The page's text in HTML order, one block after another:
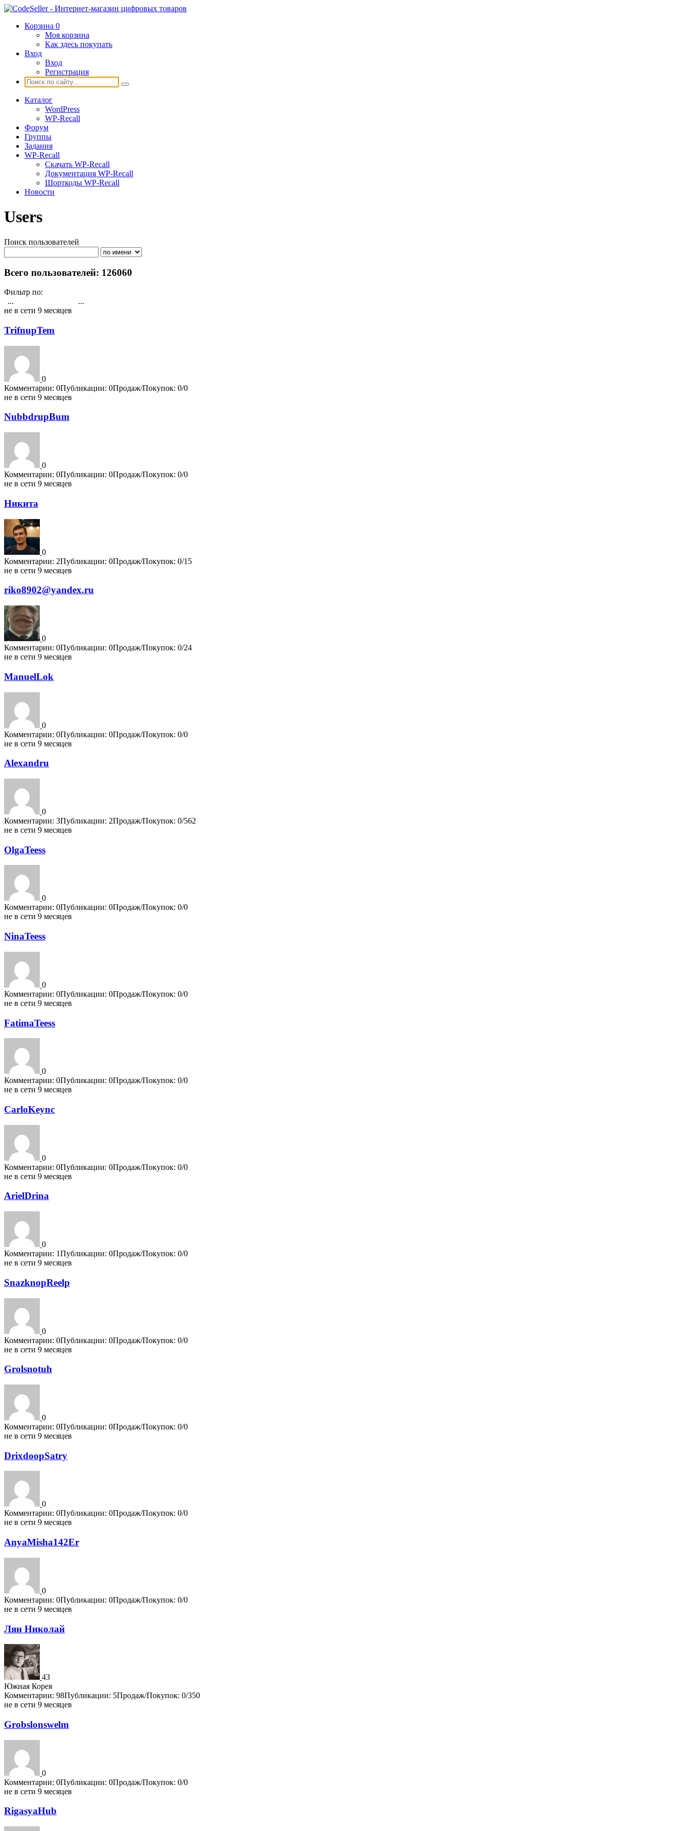
Корзина 0
Моя корзина
Как здесь покупать
Вход
Вход
Регистрация
Каталог
WordPress
WP-Recall
Форум
Группы
Задания
WP-Recall
Скачать WP-Recall
Документация WP-Recall
Шорткоды WP-Recall
Новости
Users
Поиск пользователей
Всего пользователей: 126060
Фильтр по:
... ...
не в сети 9 месяцев
TrifnupTem
0
Комментарии: 0Публикации: 0Продаж/Покупок: 0/0
не в сети 9 месяцев
NubbdrupBum
0
Комментарии: 0Публикации: 0Продаж/Покупок: 0/0
не в сети 9 месяцев
Никита
0
Комментарии: 2Публикации: 0Продаж/Покупок: 0/15
не в сети 9 месяцев
riko8902@yandex.ru
0
Комментарии: 0Публикации: 0Продаж/Покупок: 0/24
не в сети 9 месяцев
ManuelLok
0
Комментарии: 0Публикации: 0Продаж/Покупок: 0/0
не в сети 9 месяцев
Alexandru
0
Комментарии: 3Публикации: 2Продаж/Покупок: 0/562
не в сети 9 месяцев
OlgaTeess
0
Комментарии: 0Публикации: 0Продаж/Покупок: 0/0
не в сети 9 месяцев
NinaTeess
0
Комментарии: 0Публикации: 0Продаж/Покупок: 0/0
не в сети 9 месяцев
FatimaTeess
0
Комментарии: 0Публикации: 0Продаж/Покупок: 0/0
не в сети 9 месяцев
CarloKeync
0
Комментарии: 0Публикации: 0Продаж/Покупок: 0/0
не в сети 9 месяцев
ArielDrina
0
Комментарии: 1Публикации: 0Продаж/Покупок: 0/0
не в сети 9 месяцев
SnazknopReelp
0
Комментарии: 0Публикации: 0Продаж/Покупок: 0/0
не в сети 9 месяцев
Grolsnotuh
0
Комментарии: 0Публикации: 0Продаж/Покупок: 0/0
не в сети 9 месяцев
DrixdoopSatry
0
Комментарии: 0Публикации: 0Продаж/Покупок: 0/0
не в сети 9 месяцев
AnyaMisha142Er
0
Комментарии: 0Публикации: 0Продаж/Покупок: 0/0
не в сети 9 месяцев
Лян Николай
43
Южная Корея
Комментарии: 98Публикации: 5Продаж/Покупок: 0/350
не в сети 9 месяцев
Grobslonswelm
0
Комментарии: 0Публикации: 0Продаж/Покупок: 0/0
не в сети 9 месяцев
RigasyaHub